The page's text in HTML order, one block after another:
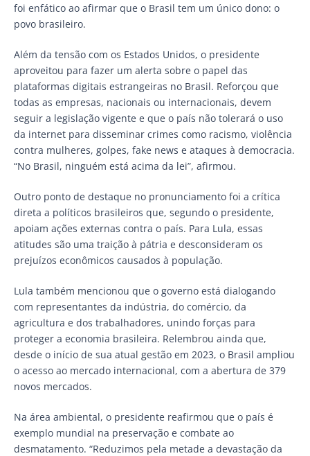
foi enfático ao afirmar que o Brasil tem um único dono: o
povo brasileiro.
Além da tensão com os Estados Unidos, o presidente
aproveitou para fazer um alerta sobre o papel das
plataformas digitais estrangeiras no Brasil. Reforçou que
todas as empresas, nacionais ou internacionais, devem
seguir a legislação vigente e que o país não tolerará o uso
da internet para disseminar crimes como racismo, violência
contra mulheres, golpes, fake news e ataques à democracia.
“No Brasil, ninguém está acima da lei”, afirmou.
Outro ponto de destaque no pronunciamento foi a crítica
direta a políticos brasileiros que, segundo o presidente,
apoiam ações externas contra o país. Para Lula, essas
atitudes são uma traição à pátria e desconsideram os
prejuízos econômicos causados à população.
Lula também mencionou que o governo está dialogando
com representantes da indústria, do comércio, da
agricultura e dos trabalhadores, unindo forças para
proteger a economia brasileira. Relembrou ainda que,
desde o início de sua atual gestão em 2023, o Brasil ampliou
o acesso ao mercado internacional, com a abertura de 379
novos mercados.
Na área ambiental, o presidente reafirmou que o país é
exemplo mundial na preservação e combate ao
desmatamento. “Reduzimos pela metade a devastação da